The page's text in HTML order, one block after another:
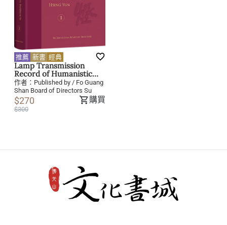
推薦 新書 經典
Lamp Transmission
Record of Humanistic
Buddhism by Venerable
Master Hsing Yun Vol. 1
作者： Published by / Fo Guang
Shan Board of Directors Su
$270
$300
購買